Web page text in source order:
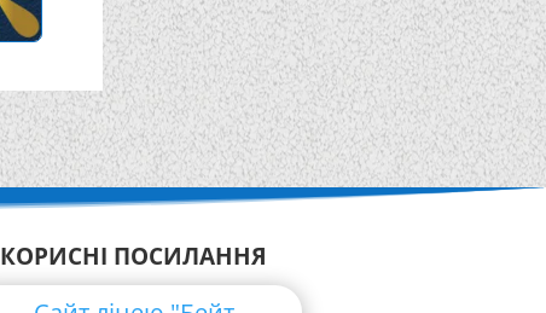
КОРИСНІ ПОСИЛАННЯ